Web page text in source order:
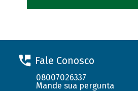
Fale Conosco
08007026337
Mande sua pergunta